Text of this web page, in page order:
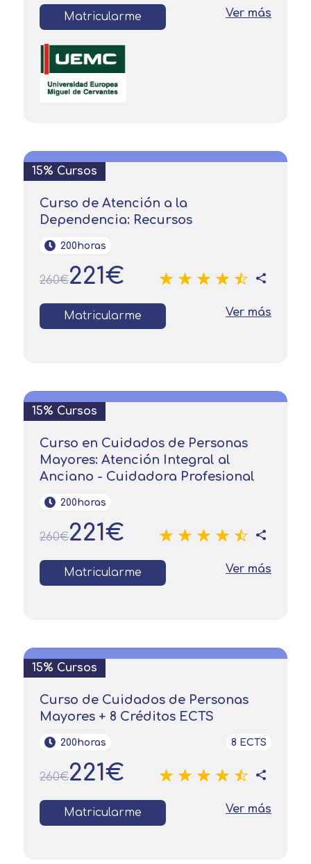
Matricularme Ver más
15% Cursos
Curso de Atención a la
Dependencia: Recursos
200horas
260€221€
Matricularme Ver más
15% Cursos
Curso en Cuidados de Personas
Mayores: Atención Integral al
Anciano - Cuidadora Profesional
200horas
260€221€
Matricularme Ver más
15% Cursos
Curso de Cuidados de Personas
Mayores + 8 Créditos ECTS
200horas 8 ECTS
260€221€
Matricularme Ver más